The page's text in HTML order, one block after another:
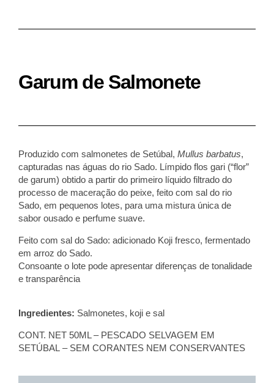
Garum de Salmonete
Produzido com salmonetes de Setúbal, Mullus barbatus,
capturadas nas águas do rio Sado. Límpido flos gari (“flor”
de garum) obtido a partir do primeiro líquido filtrado do
processo de maceração do peixe, feito com sal do rio
Sado, em pequenos lotes, para uma mistura única de
sabor ousado e perfume suave.
Feito com sal do Sado: adicionado Koji fresco, fermentado
em arroz do Sado.
Consoante o lote pode apresentar diferenças de tonalidade
e transparência
Ingredientes: Salmonetes, koji e sal
CONT. NET 50ML – PESCADO SELVAGEM EM
SETÚBAL – SEM CORANTES NEM CONSERVANTES